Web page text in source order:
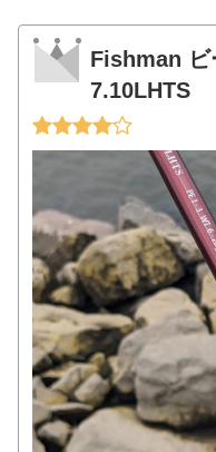
Fishman ビ
7.10LHTS